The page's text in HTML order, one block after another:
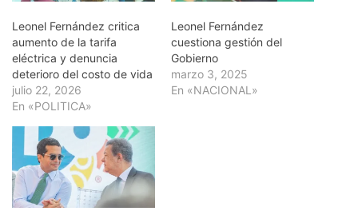
Leonel Fernández critica
aumento de la tarifa
eléctrica y denuncia
deterioro del costo de vida
julio 22, 2026
En «POLITICA»
Leonel Fernández
cuestiona gestión del
Gobierno
marzo 3, 2025
En «NACIONAL»